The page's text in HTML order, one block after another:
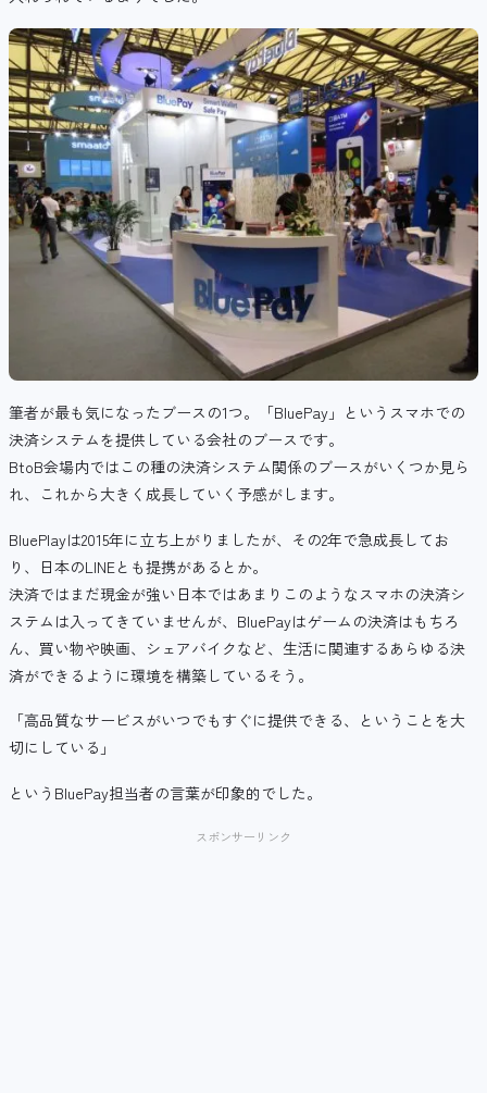
筆者が最も気になったブースの1つ。「BluePay」というスマホでの
決済システムを提供している会社のブースです。
BtoB会場内ではこの種の決済システム関係のブースがいくつか見ら
れ、これから大きく成長していく予感がします。
BluePlayは2015年に立ち上がりましたが、その2年で急成長してお
り、日本のLINEとも提携があるとか。
決済ではまだ現金が強い日本ではあまりこのようなスマホの決済シ
ステムは入ってきていませんが、BluePayはゲームの決済はもちろ
ん、買い物や映画、シェアバイクなど、生活に関連するあらゆる決
済ができるように環境を構築しているそう。
「高品質なサービスがいつでもすぐに提供できる、ということを大
切にしている」
というBluePay担当者の言葉が印象的でした。
スポンサーリンク